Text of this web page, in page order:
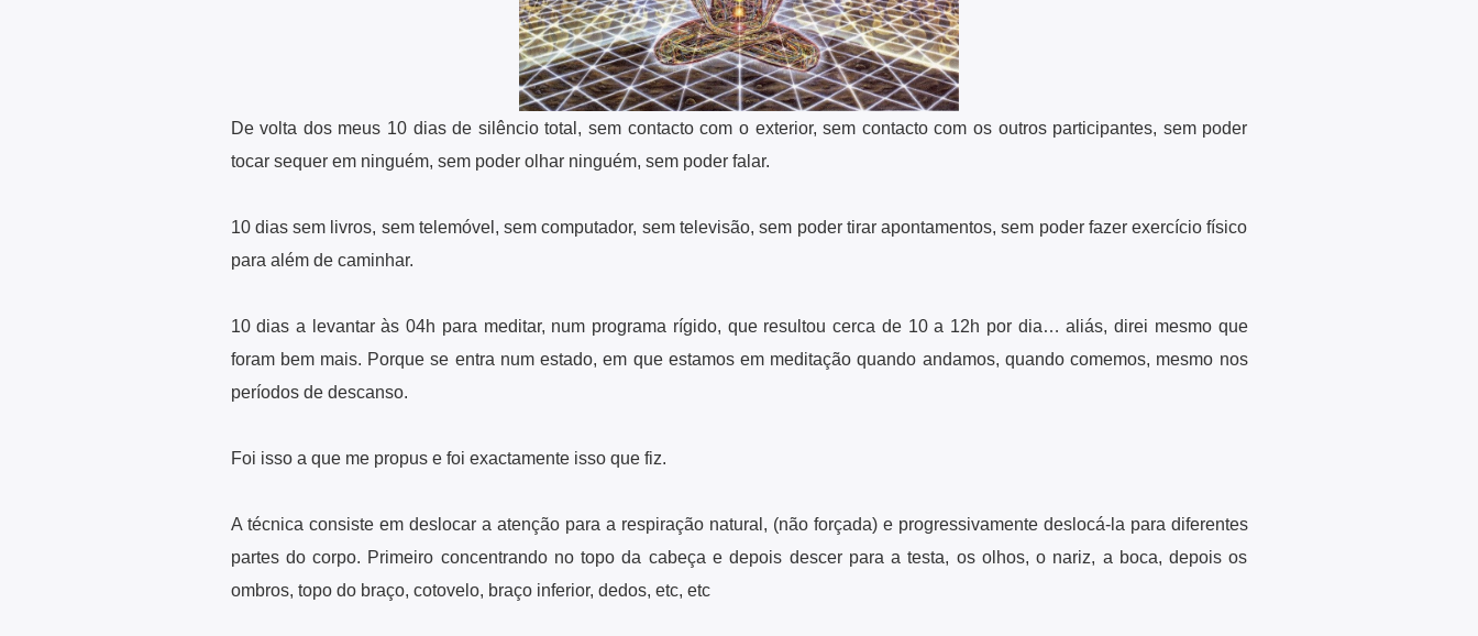
De volta dos meus 10 dias de silêncio total, sem contacto com o exterior, sem contacto com os outros participantes, sem poder
tocar sequer em ninguém, sem poder olhar ninguém, sem poder falar.
10 dias sem livros, sem telemóvel, sem computador, sem televisão, sem poder tirar apontamentos, sem poder fazer exercício físico
para além de caminhar.
10 dias a levantar às 04h para meditar, num programa rígido, que resultou cerca de 10 a 12h por dia… aliás, direi mesmo que
foram bem mais. Porque se entra num estado, em que estamos em meditação quando andamos, quando comemos, mesmo nos
períodos de descanso.
Foi isso a que me propus e foi exactamente isso que fiz.
A técnica consiste em deslocar a atenção para a respiração natural, (não forçada) e progressivamente deslocá-la para diferentes
partes do corpo. Primeiro concentrando no topo da cabeça e depois descer para a testa, os olhos, o nariz, a boca, depois os
ombros, topo do braço, cotovelo, braço inferior, dedos, etc, etc